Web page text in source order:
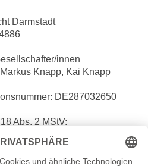
Darmstadt
innen
Knapp, Kai Knapp
DE287032650
Abs. 2 MStV:
7, 64720 Michelstadt
einem